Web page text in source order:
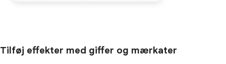
Tilføj effekter med giffer og mærkater